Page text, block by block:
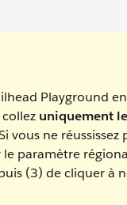
Playground
uniquement
vous ne réussissez
paramètre
(3) de cliquer à